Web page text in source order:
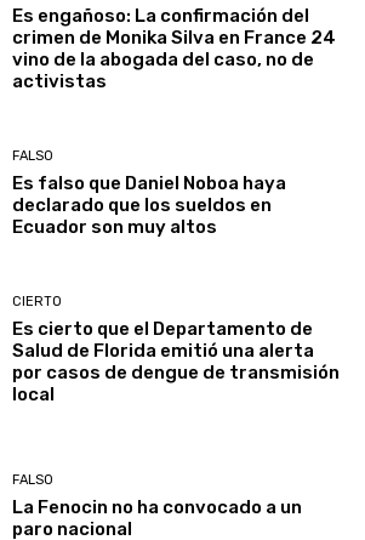
Es engañoso: La confirmación del
crimen de Monika Silva en France 24
vino de la abogada del caso, no de
activistas
FALSO
Es falso que Daniel Noboa haya
declarado que los sueldos en
Ecuador son muy altos
CIERTO
Es cierto que el Departamento de
Salud de Florida emitió una alerta
por casos de dengue de transmisión
local
FALSO
La Fenocin no ha convocado a un
paro nacional